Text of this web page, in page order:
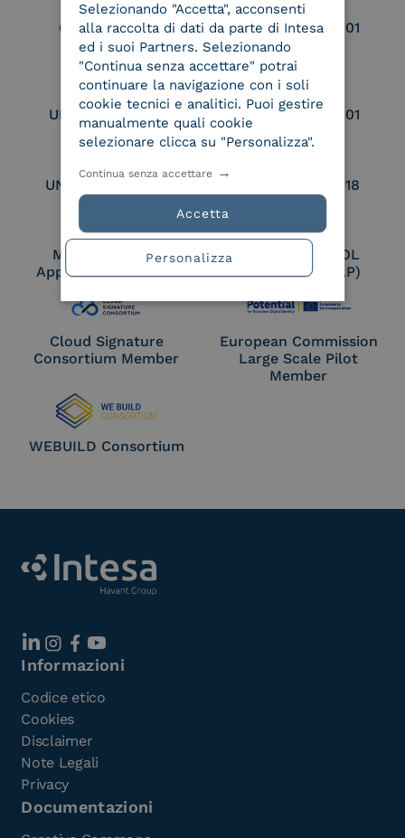
Conservatore
qualificato
UNI EN ISO 37001
UNI EN ISO 9001 UNI EN ISO 27001
UNI EN ISO 27017 UNI EN ISO 27018
Membro Adobe
Approved Trust List
Certified PEPPOL
Access Point (AP)
Cloud Signature
Consortium Member
European Commission
Large Scale Pilot
Member
WEBUILD Consortium
Informazioni
Codice etico
Cookies
Disclaimer
Note Legali
Privacy
Documentazioni
Selezionando "Accetta", acconsenti
alla raccolta di dati da parte di Intesa
ed i suoi Partners. Selezionando
"Continua senza accettare" potrai
continuare la navigazione con i soli
cookie tecnici e analitici. Puoi gestire
manualmente quali cookie
selezionare clicca su "Personalizza".
Accetta
Continua senza accettare
Personalizza